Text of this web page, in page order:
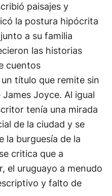
paisajes y
la postura hipócrita
a su familia
las historias
cuentos
título que remite sin
Joyce. Al igual
tenía una mirada
de la ciudad y se
la burguesía de la
critica que a
el uruguayo a menudo
y falto de